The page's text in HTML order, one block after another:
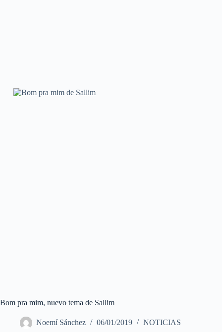
Bom pra mim, nuevo tema de Sallim
Noemí Sánchez 06/01/2019 NOTICIAS